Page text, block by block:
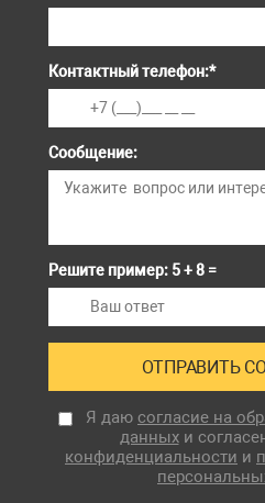
Контактный телефон:*
Сообщение:
Решите пример: 5 + 8 =
Я даю согласие на
данныхи
конфиденциальности и